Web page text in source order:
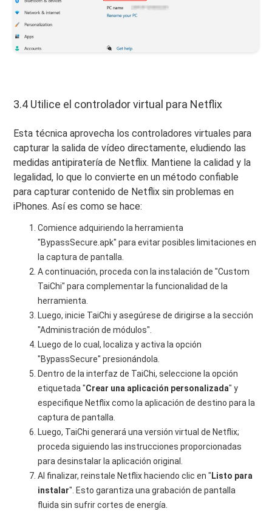
3.4 Utilice el controlador virtual para Netflix
Esta técnica aprovecha los controladores virtuales para
capturar la salida de vídeo directamente, eludiendo las
medidas antipiratería de Netflix. Mantiene la calidad y la
legalidad, lo que lo convierte en un método confiable
para capturar contenido de Netflix sin problemas en
iPhones. Así es como se hace:
Comience adquiriendo la herramienta
"BypassSecure.apk" para evitar posibles limitaciones en
la captura de pantalla.
A continuación, proceda con la instalación de "Custom
TaiChi" para complementar la funcionalidad de la
herramienta.
Luego, inicie TaiChi y asegúrese de dirigirse a la sección
"Administración de módulos".
Luego de lo cual, localiza y activa la opción
"BypassSecure" presionándola.
Dentro de la interfaz de TaiChi, seleccione la opción
etiquetada "Crear una aplicación personalizada" y
especifique Netflix como la aplicación de destino para la
captura de pantalla.
Luego, TaiChi generará una versión virtual de Netflix;
proceda siguiendo las instrucciones proporcionadas
para desinstalar la aplicación original.
Al finalizar, reinstale Netflix haciendo clic en "Listo para
instalar". Esto garantiza una grabación de pantalla
fluida sin sufrir cortes de energía.